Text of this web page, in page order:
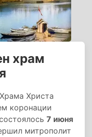
храм
Христа
коронации
7 июня
митрополит